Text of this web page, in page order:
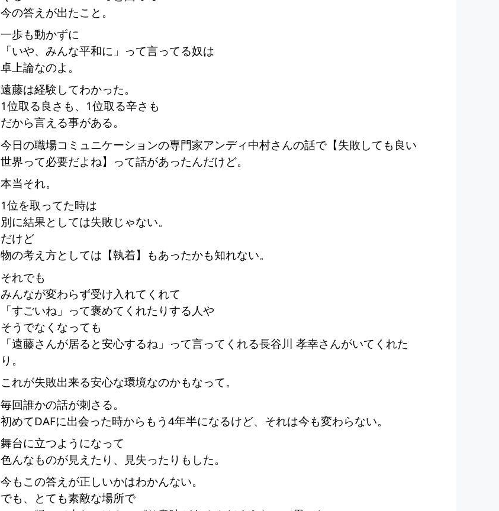
今の答えが出たこと。
一歩も動かずに
「いや、みんな平和に」って言ってる奴は
卓上論なのよ。
遠藤は経験してわかった。
1位取る良さも、1位取る辛さも
だから言える事がある。
今日の職場コミュニケーションの専門家アンディ中村さんの話で【失敗しても良い
世界って必要だよね】って話があったんだけど。
本当それ。
1位を取ってた時は
別に結果としては失敗じゃない。
だけど
物の考え方としては【執着】もあったかも知れない。
それでも
みんなが変わらず受け入れてくれて
「すごいね」って褒めてくれたりする人や
そうでなくなっても
「遠藤さんが居ると安心するね」って言ってくれる長谷川 孝幸さんがいてくれた
り。
これが失敗出来る安心な環境なのかもなって。
毎回誰かの話が刺さる。
初めてDAFに出会った時からもう4年半になるけど、それは今も変わらない。
舞台に立つようになって
色んなものが見えたり、見失ったりもした。
今もこの答えが正しいかはわかんない。
でも、とても素敵な場所で